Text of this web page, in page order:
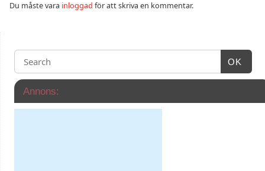
Du måste vara inloggad för att skriva en kommentar.
OK
Annons: